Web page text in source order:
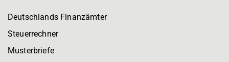
Deutschlands Finanzämter
Steuerrechner
Musterbriefe